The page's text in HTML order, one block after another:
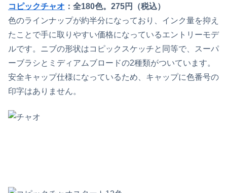
コピックチャオ ：全180色。275円（税込）
色のラインナップが約半分になっており、インク量を抑え
たことで手に取りやすい価格になっているエントリーモデ
ルです。ニブの形状はコピックスケッチと同等で、スーパ
ーブラシとミディアムブロードの2種類がついています。
安全キャップ仕様になっているため、キャップに色番号の
印字はありません。